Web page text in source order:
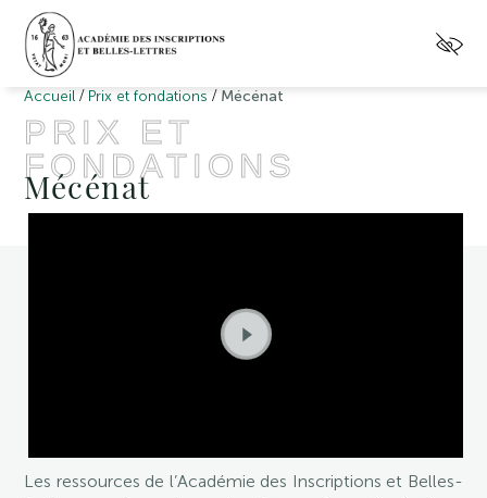
Accueil / Prix et fondations / Mécénat
PRIX ET
FONDATIONS
Mécénat
Les ressources de l’Académie des Inscriptions et Belles-